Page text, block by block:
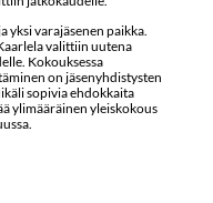
yksi varajäsenen paikka.
valittiin uutena
Kokouksessa
on jäsenyhdistysten
sopivia ehdokkaita
ylimääräinen yleiskokous